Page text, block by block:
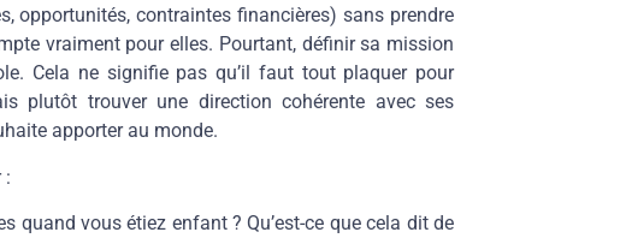
opportunités, contraintes financières) sans prendre
vraiment pour elles. Pourtant, définir sa mission
Cela ne signifie pas qu’il faut tout plaquer pour
plutôt trouver une direction cohérente avec ses
apporter au monde.
:
quand vous étiez enfant ? Qu’est-ce que cela dit de